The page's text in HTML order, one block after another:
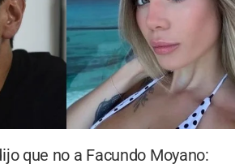
que no a Facundo Moyano: